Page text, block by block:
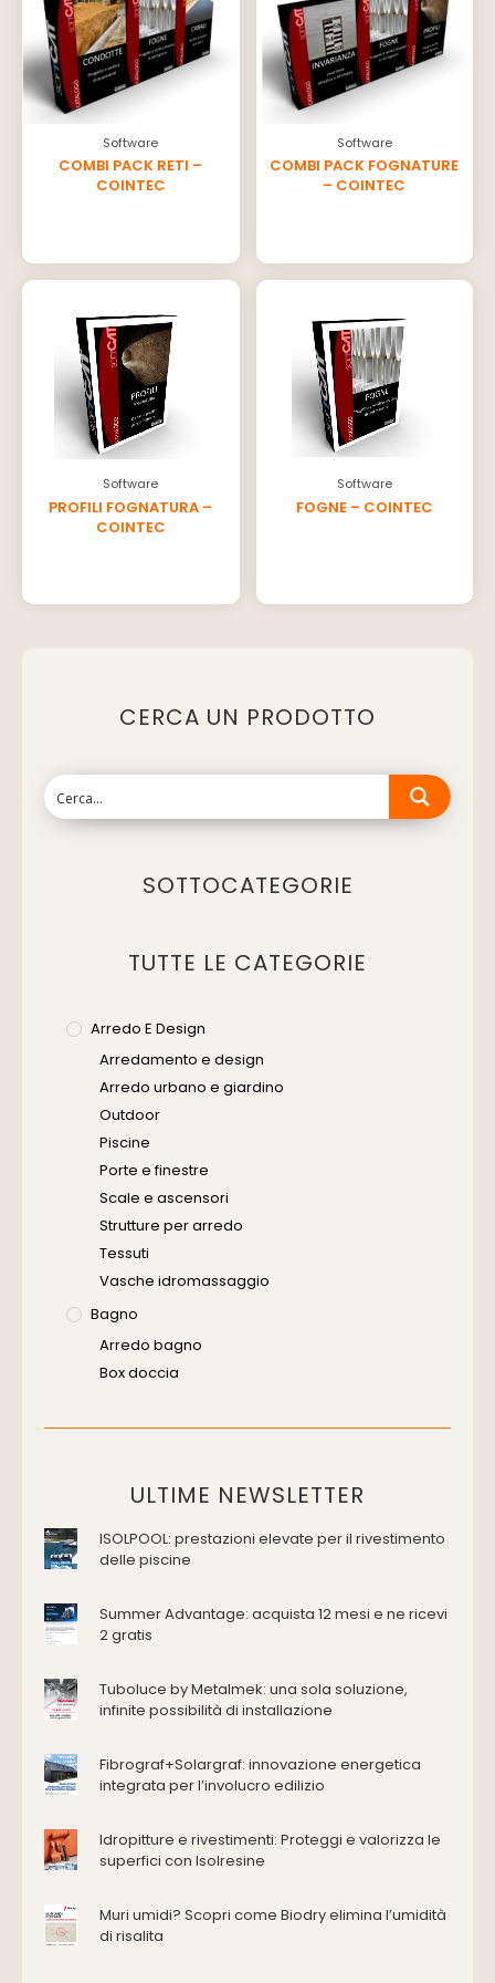
Software
COMBI PACK RETI –
COINTEC
Software
COMBI PACK FOGNATURE
– COINTEC
Software
PROFILI FOGNATURA –
COINTEC
Software
FOGNE – COINTEC
CERCA UN PRODOTTO
SOTTOCATEGORIE
TUTTE LE CATEGORIE
Arredo E Design
Arredamento e design
Arredo urbano e giardino
Outdoor
Piscine
Porte e finestre
Scale e ascensori
Strutture per arredo
Tessuti
Vasche idromassaggio
Bagno
Arredo bagno
Box doccia
Placche di comando per wc
Domotica Ed Impianti Elettrici
Edilizia
Antincendio e sicurezza
Attrezzature manuali
Cappe d'aspirazione
Consolidamento
Deumidificazione
Energie rinnovabili
Ferramenta e fissaggi
Impianti idrici e depurazione
Impianti termici e climatizzazione
ULTIME NEWSLETTER
ISOLPOOL: prestazioni elevate per il rivestimento
delle piscine
Summer Advantage: acquista 12 mesi e ne ricevi
2 gratis
Tuboluce by Metalmek: una sola soluzione,
infinite possibilità di installazione
Fibrograf+Solargraf: innovazione energetica
integrata per l’involucro edilizio
Idropitture e rivestimenti: Proteggi e valorizza le
superfici con Isolresine
Muri umidi? Scopri come Biodry elimina l’umidità
di risalita